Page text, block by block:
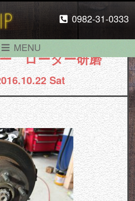
0982-31-0333
MENU
ローター研磨
Sat